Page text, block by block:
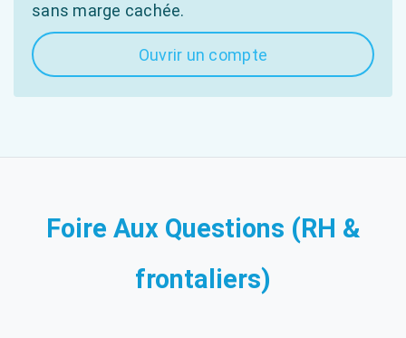
sans marge cachée.
Ouvrir un compte
Foire Aux Questions (RH &
frontaliers)